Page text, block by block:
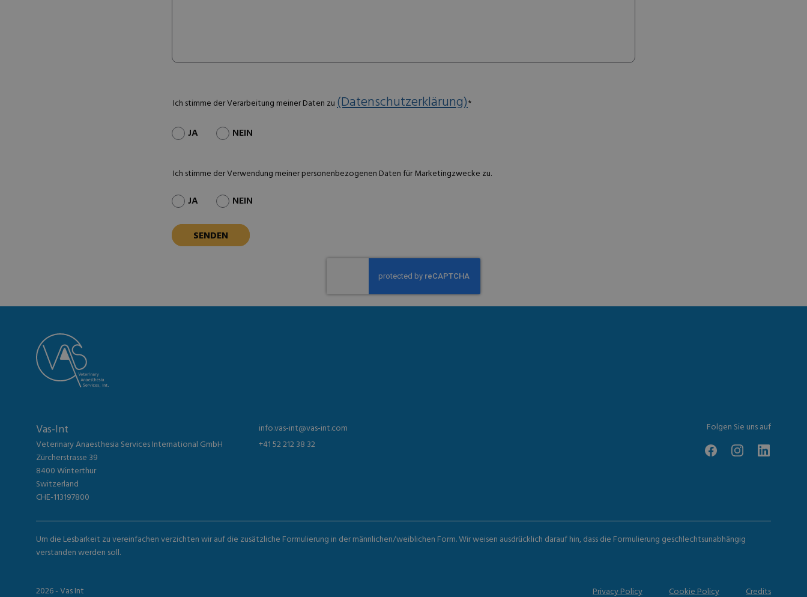
Ich stimme der Verarbeitung meiner Daten zu(Datenschutzerklärung)*
JA NEIN
Ich stimme der Verwendung meiner personenbezogenen Daten für Marketingzwecke zu.
JA NEIN
Vas-Int
Veterinary Anaesthesia Services International GmbH
Zürcherstrasse 39
8400 Winterthur
Switzerland
CHE-113197800
info.vas-int@vas-int.com
+41 52 212 38 32
Folgen Sie uns auf
Um die Lesbarkeit zu vereinfachen verzichten wir auf die zusätzliche Formulierung in der männlichen/weiblichen Form. Wir weisen ausdrücklich darauf hin, dass die Formulierung geschlechtsunabhängig
verstanden werden soll.
2026 - Vas Int Privacy Policy Cookie Policy Credits